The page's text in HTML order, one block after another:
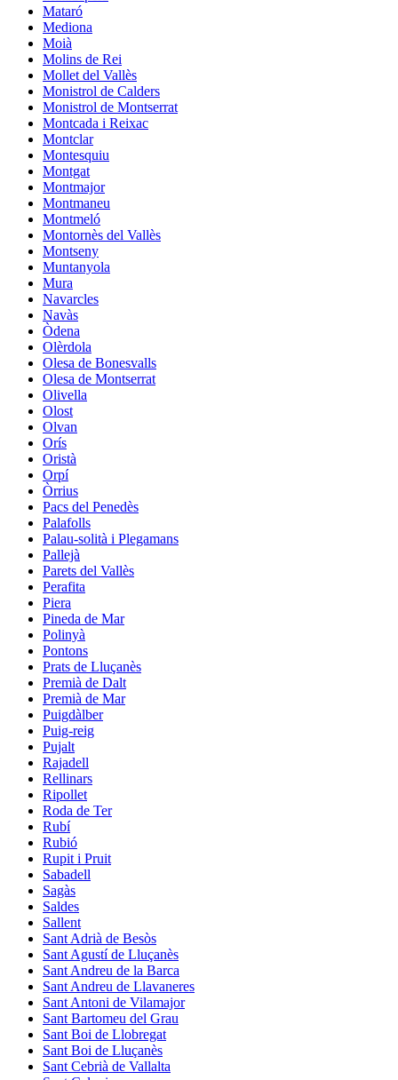
Mataró
Mediona
Moià
Molins de Rei
Mollet del Vallès
Monistrol de Calders
Monistrol de Montserrat
Montcada i Reixac
Montclar
Montesquiu
Montgat
Montmajor
Montmaneu
Montmeló
Montornès del Vallès
Montseny
Muntanyola
Mura
Navarcles
Navàs
Òdena
Olèrdola
Olesa de Bonesvalls
Olesa de Montserrat
Olivella
Olost
Olvan
Orís
Oristà
Orpí
Òrrius
Pacs del Penedès
Palafolls
Palau-solità i Plegamans
Pallejà
Parets del Vallès
Perafita
Piera
Pineda de Mar
Polinyà
Pontons
Prats de Lluçanès
Premià de Dalt
Premià de Mar
Puigdàlber
Puig-reig
Pujalt
Rajadell
Rellinars
Ripollet
Roda de Ter
Rubí
Rubió
Rupit i Pruit
Sabadell
Sagàs
Saldes
Sallent
Sant Adrià de Besòs
Sant Agustí de Lluçanès
Sant Andreu de la Barca
Sant Andreu de Llavaneres
Sant Antoni de Vilamajor
Sant Bartomeu del Grau
Sant Boi de Llobregat
Sant Boi de Lluçanès
Sant Cebrià de Vallalta